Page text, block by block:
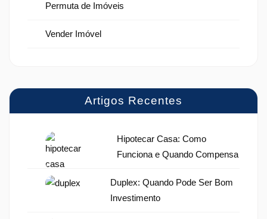
Permuta de Imóveis
Vender Imóvel
Artigos Recentes
Hipotecar Casa: Como
Funciona e Quando Compensa
Duplex: Quando Pode Ser Bom
Investimento